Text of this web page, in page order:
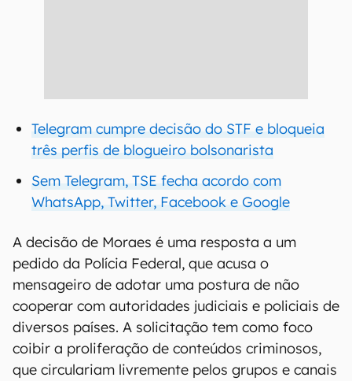
Telegram cumpre decisão do STF e bloqueia
três perfis de blogueiro bolsonarista
Sem Telegram, TSE fecha acordo com
WhatsApp, Twitter, Facebook e Google
A decisão de Moraes é uma resposta a um
pedido da Polícia Federal, que acusa o
mensageiro de adotar uma postura de não
cooperar com autoridades judiciais e policiais de
diversos países. A solicitação tem como foco
coibir a proliferação de conteúdos criminosos,
que circulariam livremente pelos grupos e canais